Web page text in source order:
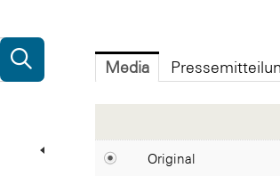
Media
Original